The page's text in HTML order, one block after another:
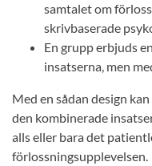
samtalet om
skrivbaserade
En grupp erbjuds
insatserna, men
Med en sådan design
den kombinerade
alls eller bara det
förlossningsupplevelsen.